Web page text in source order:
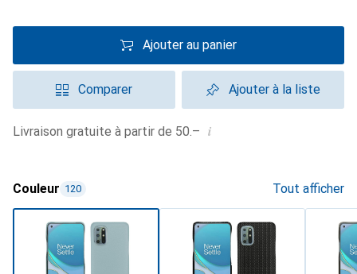
Ajouter au panier
Comparer Ajouter à la liste
Livraison gratuite à partir de 50.– i
Couleur 120 Tout afficher